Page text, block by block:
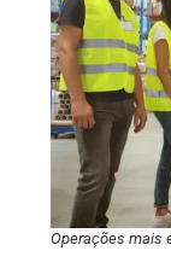
Operações mais